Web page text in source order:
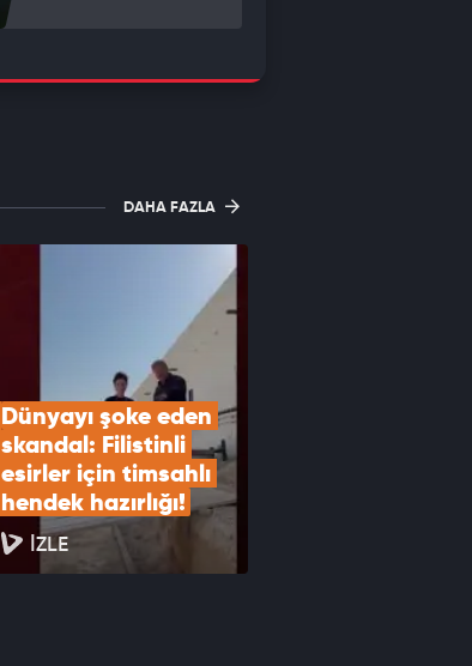
DAHA FAZLA
Dünyayı şoke eden
skandal: Filistinli
esirler için timsahlı
hendek hazırlığı!
İZLE